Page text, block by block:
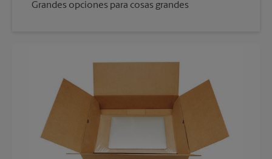
Grandes opciones para cosas grandes